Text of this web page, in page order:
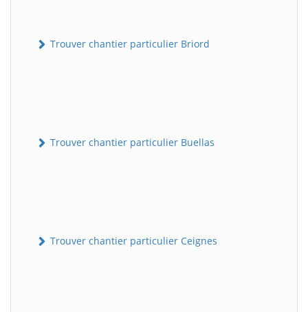
Trouver chantier particulier Briord
Trouver chantier particulier Buellas
Trouver chantier particulier Ceignes